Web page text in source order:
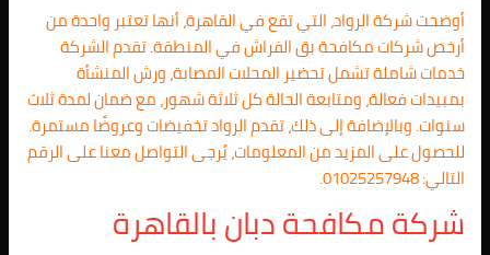
أوضحت شركة الرواد، التي تقع في القاهرة، أنها تعتبر واحدة من
أرخص شركات مكافحة بق الفراش في المنطقة. تقدم الشركة
خدمات شاملة تشمل تحضير المحلات المصابة، ورش المنشأة
بمبيدات فعالة، ومتابعة الحالة كل ثلاثة شهور، مع ضمان لمدة ثلاث
سنوات. وبالإضافة إلى ذلك، تقدم الرواد تخفيضات وعروضًا مستمرة.
للحصول على المزيد من المعلومات، يُرجى التواصل معنا على الرقم
التالي: 01025257948.
شركة مكافحة دبان بالقاهرة